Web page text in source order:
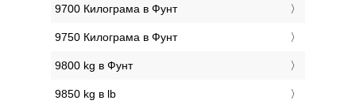
9700 Килограмa в Фунт
9750 Килограмa в Фунт
9800 kg в Фунт
9850 kg в lb